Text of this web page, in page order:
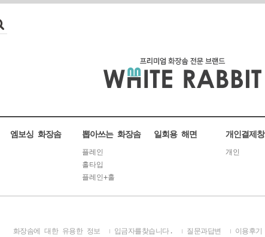
엠보싱 화장솜 뽑아쓰는 화장솜
플레인
홀타입
플레인+홀
일회용 해면 개인결제창
개인
화장솜에 대한 유용한 정보 입금자를찾습니다. 질문과답변 이용후기